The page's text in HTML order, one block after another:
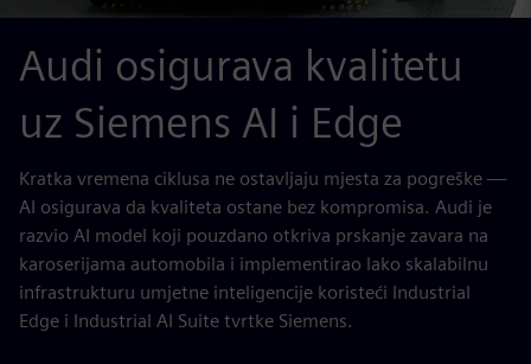
Audi osigurava kvalitetu
uz Siemens AI i Edge
Kratka vremena ciklusa ne ostavljaju mjesta za pogreške —
AI osigurava da kvaliteta ostane bez kompromisa. Audi je
razvio AI model koji pouzdano otkriva prskanje zavara na
karoserijama automobila i implementirao lako skalabilnu
infrastrukturu umjetne inteligencije koristeći Industrial
Edge i Industrial AI Suite tvrtke Siemens.